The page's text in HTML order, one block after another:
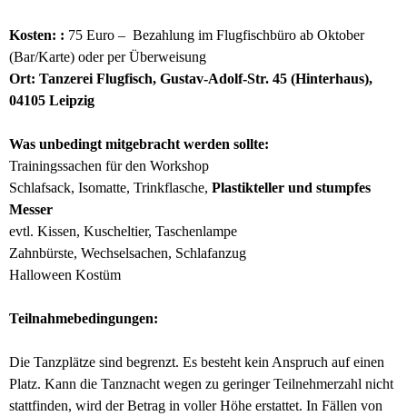
Kosten: : 75 Euro – Bezahlung im Flugfischbüro ab Oktober
(Bar/Karte) oder per Überweisung
Ort: Tanzerei Flugfisch, Gustav-Adolf-Str. 45 (Hinterhaus),
04105 Leipzig
Was unbedingt mitgebracht werden sollte:
Trainingssachen für den Workshop
Schlafsack, Isomatte, Trinkflasche, Plastikteller und stumpfes
Messer
evtl. Kissen, Kuscheltier, Taschenlampe
Zahnbürste, Wechselsachen, Schlafanzug
Halloween Kostüm
Teilnahmebedingungen:
Die Tanzplätze sind begrenzt. Es besteht kein Anspruch auf einen
Platz. Kann die Tanznacht wegen zu geringer Teilnehmerzahl nicht
stattfinden, wird der Betrag in voller Höhe erstattet. In Fällen von